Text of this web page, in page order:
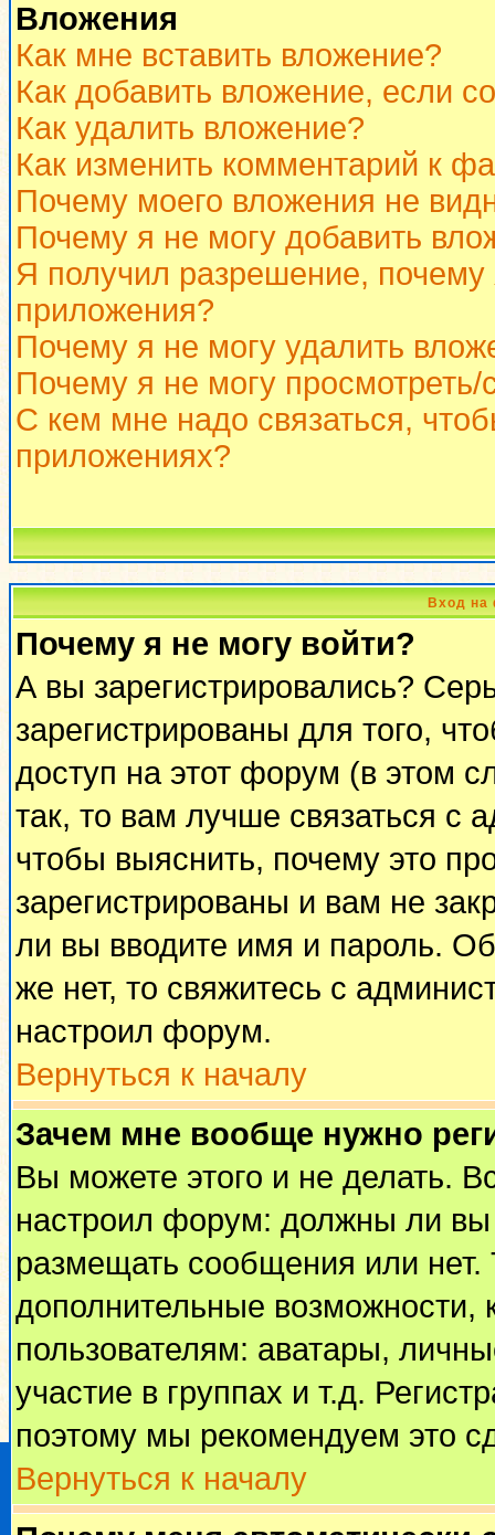
Вложения
Как мне вставить вложение?
Как добавить вложение, если
Как удалить вложение?
Как изменить комментарий к
Почему моего вложения не
Почему я не могу добавить
Я получил разрешение,
приложения?
Почему я не могу удалить
Почему я не могу просмотреть/
С кем мне надо связаться,
приложениях?
Вход на
Почему я не могу войти?
А вы зарегистрировались?
зарегистрированы для того,
доступ на этот форум (в этом
так, то вам лучше связаться с
чтобы выяснить, почему это
зарегистрированы и вам не
ли вы вводите имя и пароль.
же нет, то свяжитесь с
настроил форум.
Вернуться к началу
Зачем мне вообще нужно
Вы можете этого и не делать.
настроил форум: должны ли вы
размещать сообщения или
дополнительные
пользователям: аватары,
участие в группах и т.д.
поэтому мы рекомендуем это
Вернуться к началу